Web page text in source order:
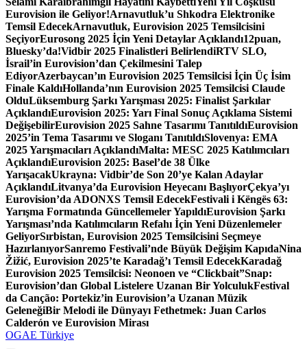
Eurovision ile Geliyor!Arnavutluk’u Shkodra Elektronike
Temsil EdecekArnavutluk, Eurovision 2025 Temsilcisini
SeçiyorEurosong 2025 İçin Yeni Detaylar Açıklandı12puan,
Bluesky’da!Vidbir 2025 Finalistleri BelirlendiRTV SLO,
İsrail’in Eurovision’dan Çekilmesini Talep
EdiyorAzerbaycan’ın Eurovision 2025 Temsilcisi İçin Üç İsim
Finale KaldıHollanda’nın Eurovision 2025 Temsilcisi Claude
OlduLüksemburg Şarkı Yarışması 2025: Finalist Şarkılar
AçıklandıEurovision 2025: Yarı Final Sonuç Açıklama Sistemi
DeğişebilirEurovision 2025 Sahne Tasarımı TanıtıldıEurovision
2025’in Tema Tasarımı ve Sloganı TanıtıldıSlovenya: EMA
2025 Yarışmacıları AçıklandıMalta: MESC 2025 Katılımcıları
AçıklandıEurovision 2025: Basel’de 38 Ülke
YarışacakUkrayna: Vidbir’de Son 20’ye Kalan Adaylar
AçıklandıLitvanya’da Eurovision Heyecanı BaşlıyorÇekya’yı
Eurovision’da ADONXS Temsil EdecekFestivali i Këngës 63:
Yarışma Formatında Güncellemeler YapıldıEurovision Şarkı
Yarışması’nda Katılımcıların Refahı İçin Yeni Düzenlemeler
GeliyorSırbistan, Eurovision 2025 Temsilcisini Seçmeye
HazırlanıyorSanremo Festivali’nde Büyük Değişim KapıdaNina
Žižić, Eurovision 2025’te Karadağ’ı Temsil EdecekKaradağ
Eurovision 2025 Temsilcisi: Neonoen ve “Clickbait”Snap:
Eurovision’dan Global Listelere Uzanan Bir YolculukFestival
da Canção: Portekiz’in Eurovision’a Uzanan Müzik
GeleneğiBir Melodi ile Dünyayı Fethetmek: Juan Carlos
Calderón ve Eurovision Mirası
OGAE Türkiye